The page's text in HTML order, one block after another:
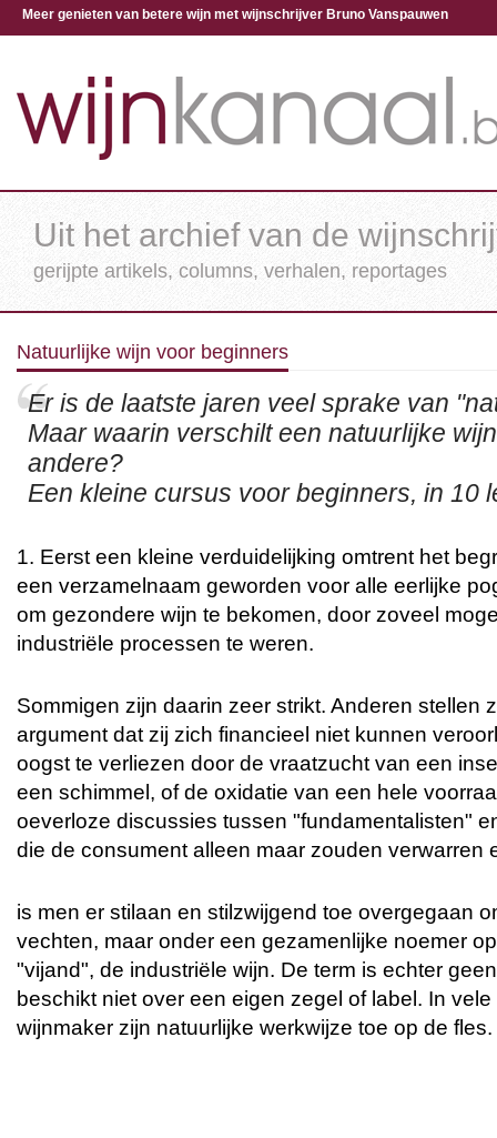
Meer genieten van betere wijn met wijnschrijver Bruno Vanspauwen
Uit het archief van de
gerijpte artikels, columns, verhalen, reportages
Natuurlijke wijn voor beginners
Er is de laatste jaren veel sprake van
Maar waarin verschilt een natuurlijke
andere?
Een kleine cursus voor beginners, in 10
1. Eerst een kleine verduidelijking omtrent het
een verzamelnaam geworden voor alle eerlijke
om gezondere wijn te bekomen, door zoveel
industriële processen te weren.
Sommigen zijn daarin zeer strikt. Anderen stellen
argument dat zij zich financieel niet kunnen
oogst te verliezen door de vraatzucht van een
een schimmel, of de oxidatie van een hele
oeverloze discussies tussen "fundamentalisten"
die de consument alleen maar zouden verwarren
is men er stilaan en stilzwijgend toe overgegaan
vechten, maar onder een gezamenlijke noemer
"vijand", de industriële wijn. De term is echter
beschikt niet over een eigen zegel of label. In
wijnmaker zijn natuurlijke werkwijze toe op de fles.